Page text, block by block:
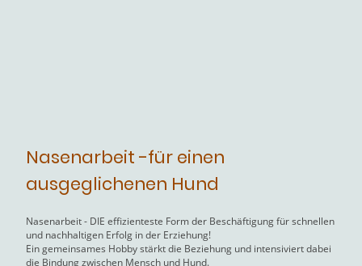
Nasenarbeit -für einen
ausgeglichenen Hund
Nasenarbeit - DIE effizienteste Form der Beschäftigung für schnellen
und nachhaltigen Erfolg in der Erziehung!
Ein gemeinsames Hobby stärkt die Beziehung und intensiviert dabei
die Bindung zwischen Mensch und Hund.